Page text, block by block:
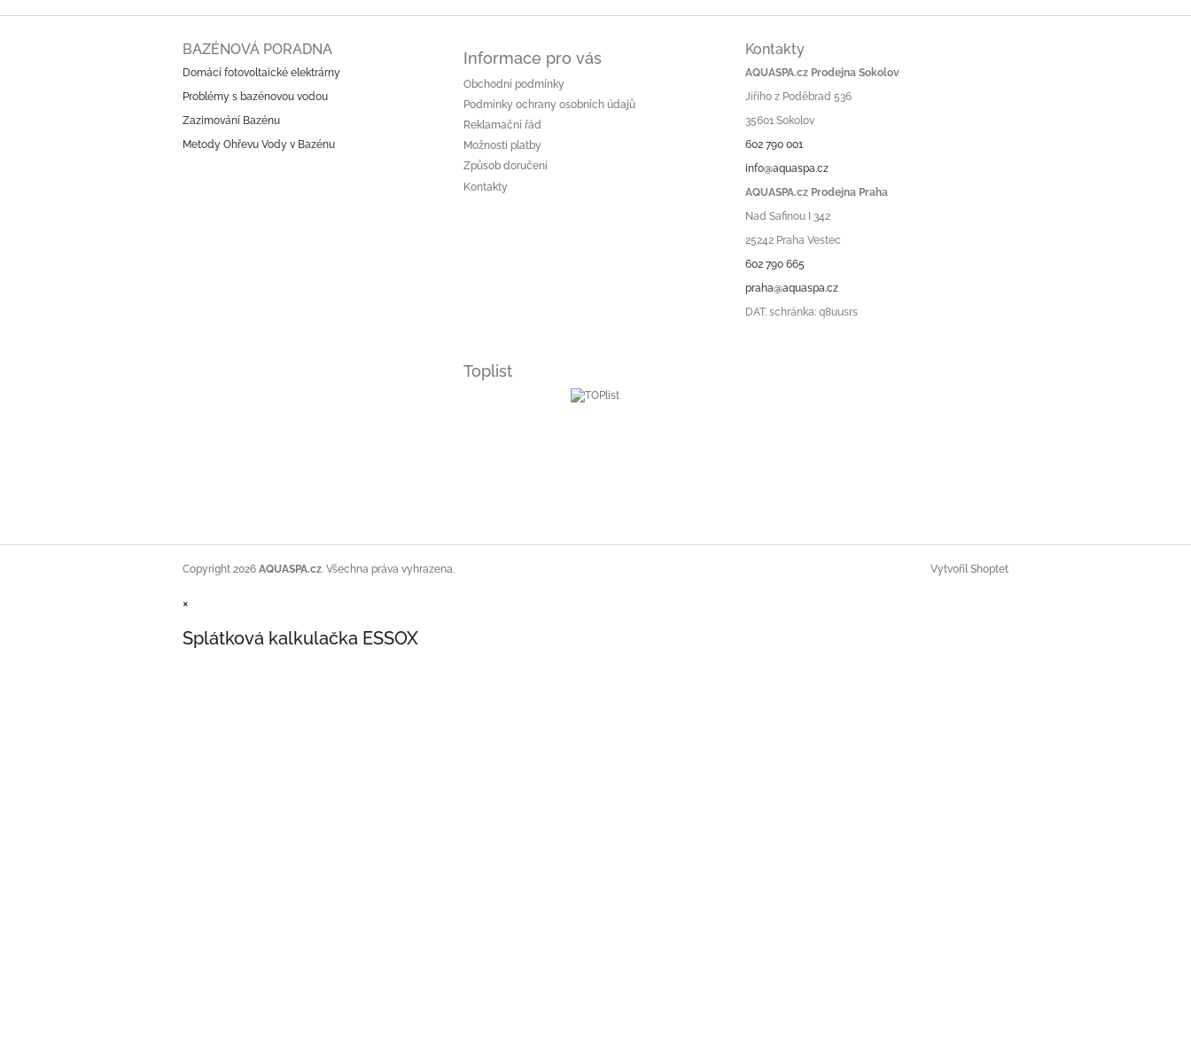
BAZÉNOVÁ PORADNA
Domácí fotovoltaické elektrárny
Problémy s bazénovou vodou
Zazimování Bazénu
Metody Ohřevu Vody v Bazénu
Informace pro vás
Obchodní podmínky
Podmínky ochrany osobních údajů
Reklamační řád
Možnosti platby
Způsob doručení
Kontakty
Kontakty
AQUASPA.cz Prodejna Sokolov
Jiřího z Poděbrad 536
35601 Sokolov
602 790 001
info@aquaspa.cz
AQUASPA.cz Prodejna Praha
Nad Safinou I 342
25242 Praha Vestec
602 790 665
praha@aquaspa.cz
DAT. schránka: q8uusrs
Toplist
Vytvořil Shoptet
Copyright 2026 AQUASPA.cz. Všechna práva vyhrazena.
×
Splátková kalkulačka ESSOX